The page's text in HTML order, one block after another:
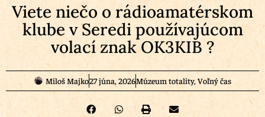
Viete niečo o rádioamatérskom
klube v Seredi používajúcom
volací znak OK3KIB ?
Miloš Majko27 júna, 2026Múzeum totality,Voľný čas